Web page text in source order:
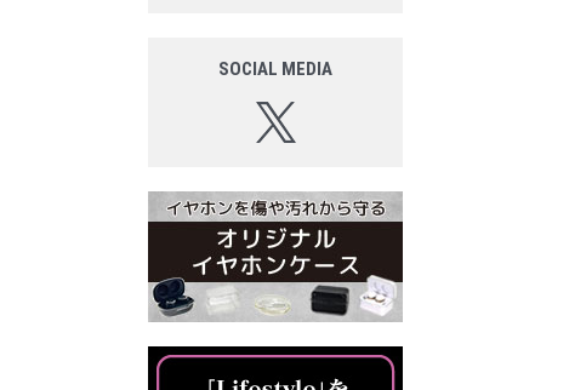
SOCIAL MEDIA